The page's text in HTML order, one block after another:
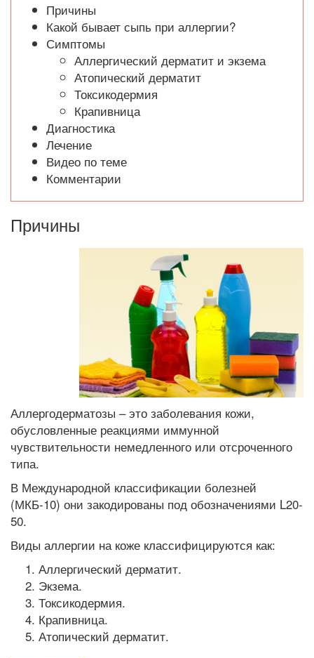
Причины
Какой бывает сыпь при аллергии?
Симптомы
Аллергический дерматит и экзема
Атопический дерматит
Токсикодермия
Крапивница
Диагностика
Лечение
Видео по теме
Комментарии
Причины
Аллергодерматозы – это заболевания кожи,
обусловленные реакциями иммунной
чувствительности немедленного или отсроченного
типа.
В Международной классификации болезней
(МКБ-10) они закодированы под обозначениями L20-
50.
Виды аллергии на коже классифицируются как:
Аллергический дерматит.
Экзема.
Токсикодермия.
Крапивница.
Атопический дерматит.